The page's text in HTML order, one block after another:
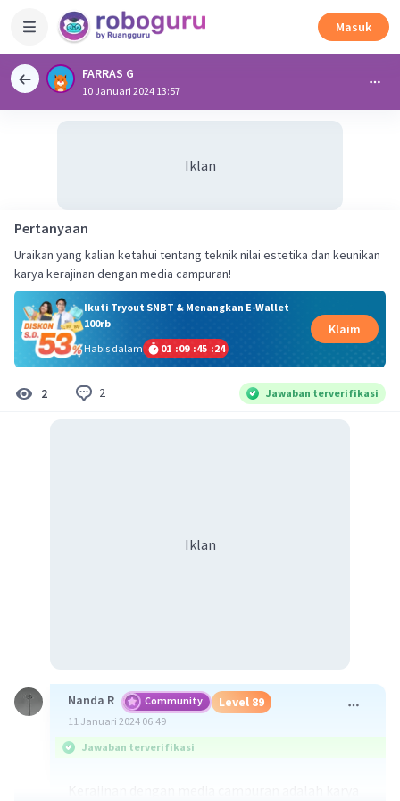
Masuk
FARRAS G
10 Januari 2024 13:57
Iklan
Pertanyaan
Uraikan yang kalian ketahui tentang teknik nilai estetika dan keunikan
karya kerajinan dengan media campuran!
Ikuti Tryout SNBT & Menangkan E-Wallet
100rb
Habis dalam
01 :09 :45 :24
Klaim
2 2 Jawaban terverifikasi
Iklan
Nanda R Community Level 89
11 Januari 2024 06:49
Jawaban terverifikasi